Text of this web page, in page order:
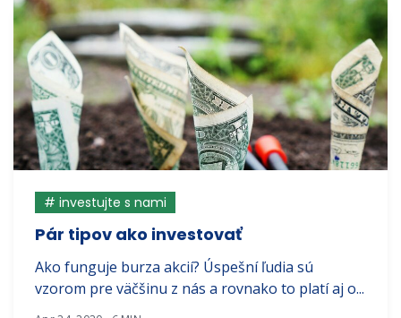
# investujte s nami
Pár tipov ako investovať
Ako funguje burza akcií? Úspešní ľudia sú
vzorom pre väčšinu z nás a rovnako to platí aj o...